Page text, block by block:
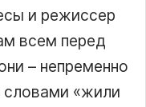
и режиссер
всем перед
– непременно
словами «жили